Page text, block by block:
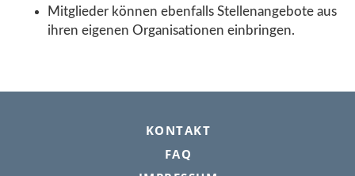
Mitglieder können ebenfalls Stellenangebote aus
ihren eigenen Organisationen einbringen.
KONTAKT
FAQ